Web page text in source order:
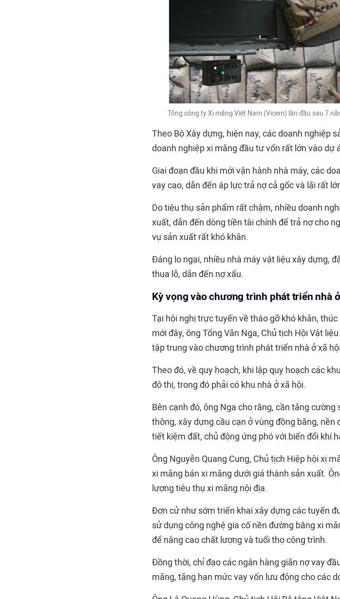
Tổng công ty Xi măng Việt Nam (Vicem) lần đầu sau 7
Theo Bộ Xây dựng, hiện nay, các doanh nghiệp
doanh nghiệp xi măng đầu tư vốn rất lớn vào dự
Giai đoạn đầu khi mới vận hành nhà máy, các
vay cao, dẫn đến áp lực trả nợ cả gốc và lãi rất
Do tiêu thụ sản phẩm rất chậm, nhiều doanh
xuất, dẫn đến dòng tiền tài chính để trả nợ cho
vụ sản xuất rất khó khăn.
Đáng lo ngại, nhiều nhà máy vật liệu xây dựng,
thua lỗ, dẫn đến nợ xấu.
Kỳ vọng vào chương trình phát triển nhà
Tại hội nghị trực tuyến về tháo gỡ khó khăn,
mới đây, ông Tống Văn Nga, Chủ tịch Hội Vật
tập trung vào chương trình phát triển nhà ở xã
Theo đó, về quy hoạch, khi lập quy hoạch các
đô thị, trong đó phải có khu nhà ở xã hội.
Bên cạnh đó, ông Nga cho rằng, cần tăng
thông, xây dựng cầu cạn ở vùng đồng bằng,
tiết kiệm đất, chủ động ứng phó với biến đổi khí
Ông Nguyễn Quang Cung, Chủ tịch Hiệp hội xi
xi măng bán xi măng dưới giá thành sản xuất.
lượng tiêu thụ xi măng nội địa.
Đơn cử như sớm triển khai xây dựng các tuyến
sử dụng công nghệ gia cố nền đường bằng xi
để nâng cao chất lượng và tuổi thọ công trình.
Đồng thời, chỉ đạo các ngân hàng giãn nợ vay
măng, tăng hạn mức vay vốn lưu động cho các